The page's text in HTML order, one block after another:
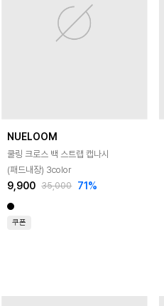
NUELOOM
쿨링 크로스 백 스트랩 캡나시
(패드내장) 3color
9,900 35,000 71%
쿠폰